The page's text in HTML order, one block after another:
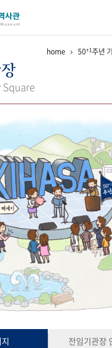
사
드로 보는 연구 역사
연구자들
기록물 행정박물 영
보는 50년 50
주년 광장
home 50+1주년
Square
전임기관장